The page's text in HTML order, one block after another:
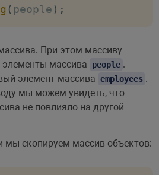
( people) ;
При этом массиву
элементы массива
people .
элемент массива employees .
мы можем увидеть, что
не повлияло на другой
мы скопируем массив объектов: